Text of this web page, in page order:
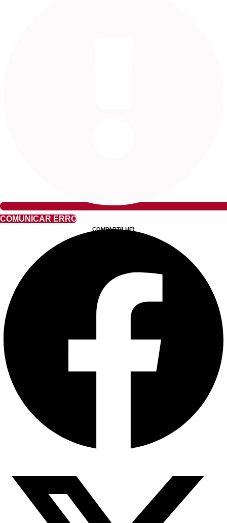
COMUNICAR ERRO
COMPARTILHE!